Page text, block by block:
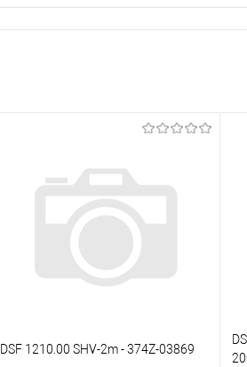
DSF 1210.00 SHV-2m - 374Z-03869